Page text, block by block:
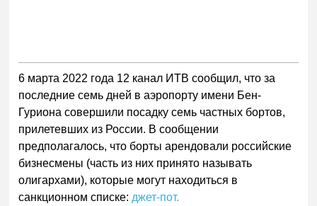
6 марта 2022 года 12 канал ИТВ сообщил, что за
последние семь дней в аэропорту имени Бен-
Гуриона совершили посадку семь частных бортов,
прилетевших из России. В сообщении
предполагалось, что борты арендовали российские
бизнесмены (часть из них принято называть
олигархами), которые могут находиться в
санкционном списке: джет-пот.